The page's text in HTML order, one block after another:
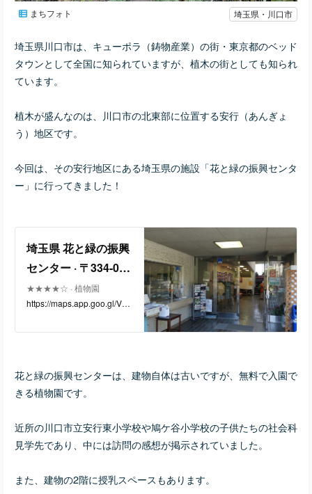
まちフォト 埼玉県・川口市
埼玉県川口市は、キューポラ（鋳物産業）の街・東京都のベッド
タウンとして全国に知られていますが、植木の街としても知られ
ています。
植木が盛んなのは、川口市の北東部に位置する安行（あんぎょ
う）地区です。
今回は、その安行地区にある埼玉県の施設「花と緑の振興センタ
ー」に行ってきました！
埼玉県 花と緑の振興
センター · 〒334-005
9 埼玉県川口市安行
１０１５
★★★★☆ · 植物園
https://maps.app.goo.gl/V5
花と緑の振興センターは、建物自体は古いですが、無料で入園で
きる植物園です。
近所の川口市立安行東小学校や鳩ケ谷小学校の子供たちの社会科
見学先であり、中には訪問の感想が掲示されていました。
また、建物の2階に授乳スペースもあります。